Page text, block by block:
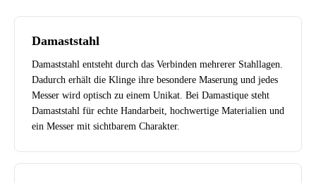
Damaststahl
Damaststahl entsteht durch das Verbinden mehrerer Stahllagen.
Dadurch erhält die Klinge ihre besondere Maserung und jedes
Messer wird optisch zu einem Unikat. Bei Damastique steht
Damaststahl für echte Handarbeit, hochwertige Materialien und
ein Messer mit sichtbarem Charakter.